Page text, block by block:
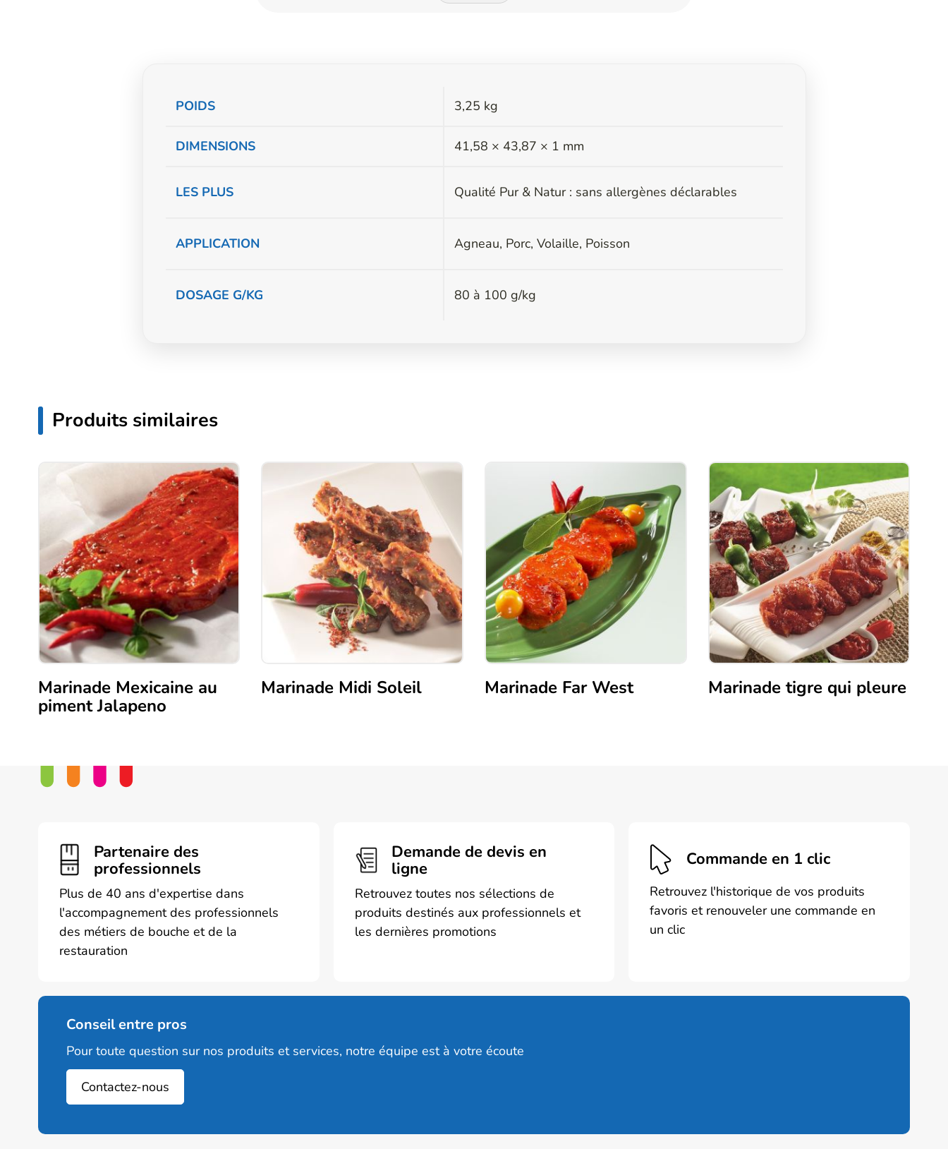
Informations
POIDS 3,25 kg
DIMENSIONS 41,58 × 43,87 × 1 mm
LES PLUS Qualité Pur & Natur : sans allergènes déclarables
APPLICATION Agneau, Porc, Volaille, Poisson
DOSAGE G/KG 80 à 100 g/kg
Produits similaires
Marinade Mexicaine au
piment Jalapeno
Marinade Midi Soleil Marinade Far West Marinade tigre qui pleure
Partenaire des
professionnels
Plus de 40 ans d'expertise dans
l'accompagnement des professionnels
des métiers de bouche et de la
restauration
Demande de devis en
ligne
Retrouvez toutes nos sélections de
produits destinés aux professionnels et
les dernières promotions
Commande en 1 clic
Retrouvez l'historique de vos produits
favoris et renouveler une commande en
un clic
Conseil entre pros
Pour toute question sur nos produits et services, notre équipe est à votre écoute
Contactez-nous